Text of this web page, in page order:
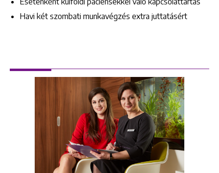
Havi két szombati munkavégzés extra juttatásért